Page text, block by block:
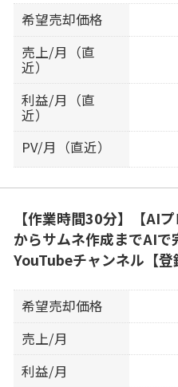
希望売却価格
売上/月（直
近）
利益/月（直
近）
PV/月（直近）
【作業時間30分】【AI
からサムネ作成までAI
YouTubeチャンネル【登
希望売却価格
売上/月
利益/月